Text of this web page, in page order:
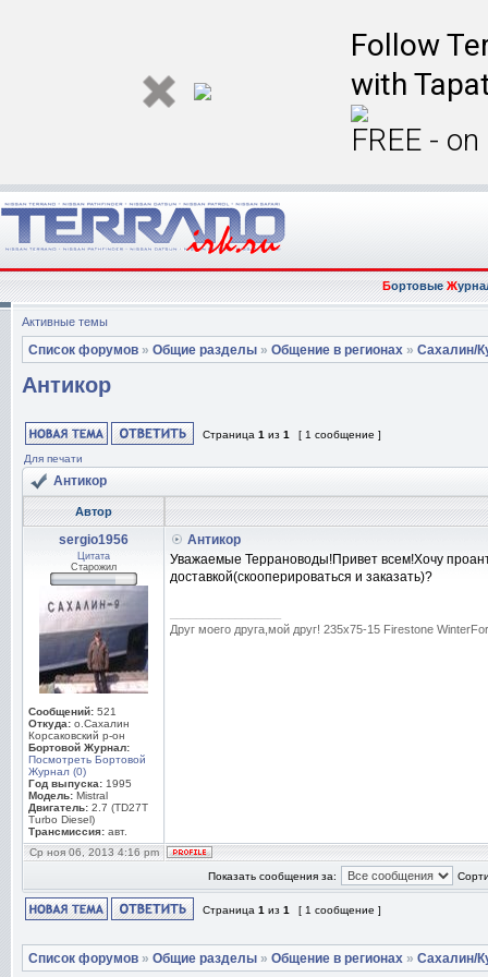
Follow
with
FREE -
БортовыеЖ
Активные темы
Список форумов » Общие разделы » Общение в регионах » Сахалин/
Антикор
Страница 1 из 1
[ 1 сообщение ]
Для печати
Антикор
Автор
sergio1956
Цитата
Старожил
Сообщений: 521
Откуда: о.Сахалин
Корсаковский р-он
Бортовой Журнал:
Посмотреть Бортовой
Журнал (0)
Год выпуска: 1995
Модель: Mistral
Двигатель: 2.7 (TD27T
Turbo Diesel)
Трансмиссия: авт.
Антикор
Уважаемые Террановоды!Привет всем!Хочу
доставкой(скооперироваться и заказать)?
Друг моего друга,мой друг! 235х75-15 Firestone
Ср ноя 06, 2013 4:16 pm
Показать сообщения за:
Страница 1 из 1 [ 1 сообщение ]
Список форумов » Общие разделы » Общение в регионах » Сахалин/